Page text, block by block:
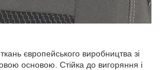
європейського виробництва зі
основою. Стійка до вигоряння і